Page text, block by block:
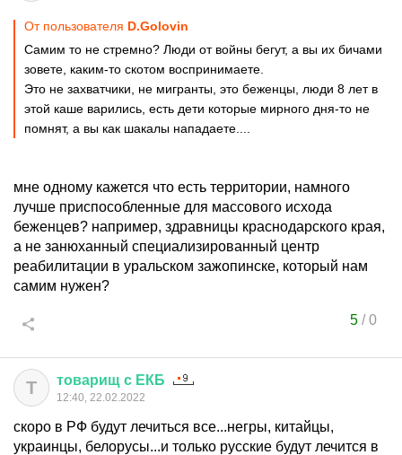
От пользователя D.Golovin
Самим то не стремно? Люди от войны бегут, а вы их бичами
зовете, каким-то скотом воспринимаете.
Это не захватчики, не мигранты, это беженцы, люди 8 лет в
этой каше варились, есть дети которые мирного дня-то не
помнят, а вы как шакалы нападаете....
мне одному кажется что есть территории, намного
лучше приспособленные для массового исхода
беженцев? например, здравницы краснодарского края,
а не занюханный специализированный центр
реабилитации в уральском зажопинске, который нам
самим нужен?
5/0
Т товарищ с ЕКБ
12:40, 22.02.2022
скоро в РФ будут лечиться все...негры, китайцы,
украинцы, белорусы...и только русские будут лечится в